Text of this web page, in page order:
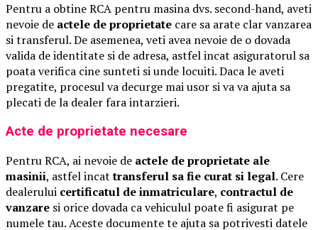
Pentru a obtine RCA pentru masina dvs. second-hand, aveti
nevoie de actele de proprietate care sa arate clar vanzarea
si transferul. De asemenea, veti avea nevoie de o dovada
valida de identitate si de adresa, astfel incat asiguratorul sa
poata verifica cine sunteti si unde locuiti. Daca le aveti
pregatite, procesul va decurge mai usor si va va ajuta sa
plecati de la dealer fara intarzieri.
Acte de proprietate necesare
Pentru RCA, ai nevoie de actele de proprietate ale
masinii, astfel incattransferul sa fie curat si legal. Cere
dealerului certificatul de inmatriculare, contractul de
vanzare si orice dovada ca vehiculul poate fi asigurat pe
numele tau. Aceste documente te ajuta sa potrivesti datele